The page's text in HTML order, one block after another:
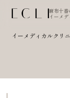
麻布十番
イーメ
イーメディカルクリ